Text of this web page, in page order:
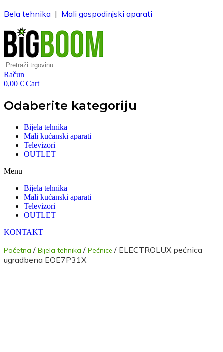
Bela tehnika | Mali gospodinjski aparati
Search
for:
Račun
0,00 € Cart
Odaberite kategoriju
Bijela tehnika
Mali kućanski aparati
Televizori
OUTLET
Menu
Bijela tehnika
Mali kućanski aparati
Televizori
OUTLET
KONTAKT
Početna / Bijela tehnika / Pećnice / ELECTROLUX pećnica
ugradbena EOE7P31X